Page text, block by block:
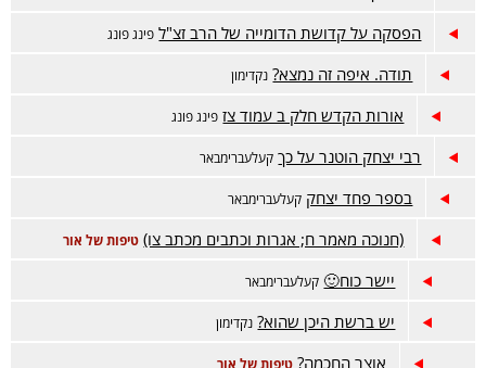
הפסקה על קדושת הדומייה של הרב זצ"ל פינג פונג
תודה. איפה זה נמצא? נקדימון
אורות הקדש חלק ב עמוד צז פינג פונג
רבי יצחק הוטנר על כך קעלעברימבאר
בספר פחד יצחק קעלעברימבאר
(חנוכה מאמר ח; אגרות וכתבים מכתב צו) טיפות של אור
יישר כוח🙂 קעלעברימבאר
יש ברשת היכן שהוא? נקדימון
אוצר החכמה? טיפות של אור